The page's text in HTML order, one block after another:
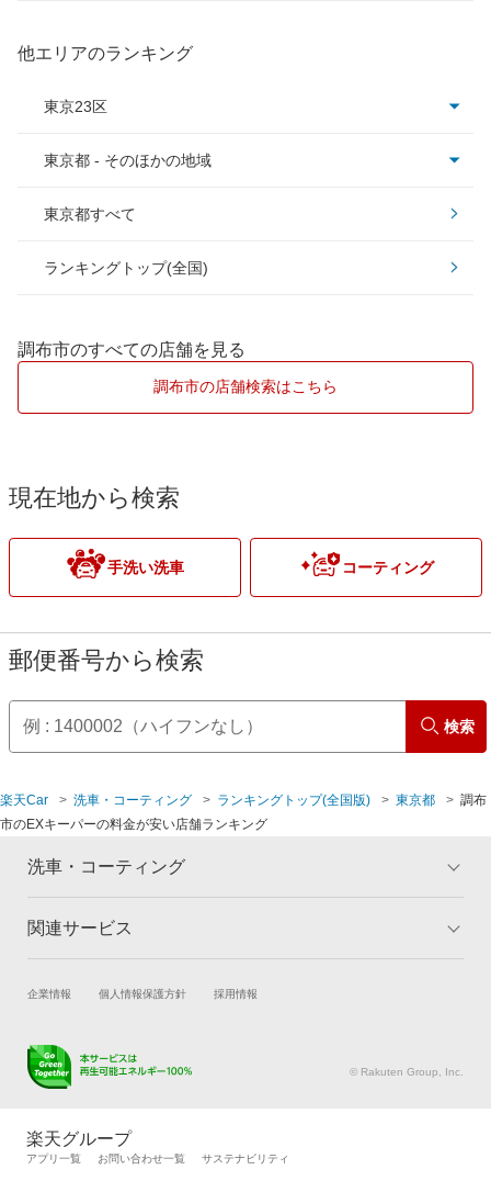
他エリアのランキング
東京23区
足立区
板橋区
江戸川区
品川区
渋谷区
杉並区
世田谷区
台東区
豊島区
中野区
目黒区
東京都 - そのほかの地域
あきる野市
稲城市
八王子市
東久留米市
町田市
三鷹市
武蔵野市
東京都すべて
ランキングトップ(全国)
調布市のすべての店舗を見る
調布市の店舗検索はこちら
現在地から検索
手洗い洗車 コーティング
郵便番号から検索
検索
楽天Car 洗車・コーティング ランキングトップ(全国版) 東京都
調布
市のEXキーパーの料金が安い店舗ランキング
洗車・コーティング
トップ
コーティングとは コーティング診断
よくある質問
関連サービス
試乗・商談 新車購入
キズ修理予約
メンテナンス管理
タイヤ交換サービス
自動車カタログ 自動車保険
企業情報 個人情報保護方針 採用情報
© Rakuten Group, Inc.
楽天グループ
アプリ一覧 お問い合わせ一覧 サステナビリティ